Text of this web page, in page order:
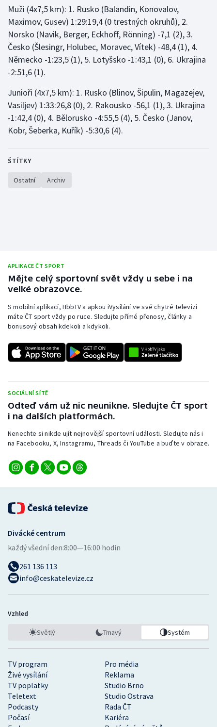
Muži (4x7,5 km): 1. Rusko (Balandin, Konovalov,
Maximov, Gusev) 1:29:19,4 (0 trestných okruhů), 2.
Norsko (Navik, Berger, Eckhoff, Rönning) -7,1 (2), 3.
Česko (Šlesingr, Holubec, Moravec, Vítek) -48,4 (1), 4.
Německo -1:23,5 (1), 5. Lotyšsko -1:43,1 (0), 6. Ukrajina
-2:51,6 (1).
Junioři (4x7,5 km): 1. Rusko (Blinov, Šipulin, Magazejev,
Vasiljev) 1:33:26,8 (0), 2. Rakousko -56,1 (1), 3. Ukrajina
-1:42,4 (0), 4. Bělorusko -4:55,5 (4), 5. Česko (Janov,
Kobr, Šeberka, Kuřík) -5:30,6 (4).
ŠTÍTKY
Ostatní Archiv
APLIKACE ČT SPORT
Mějte celý sportovní svět vždy u sebe i na
velké obrazovce.
S mobilní aplikací, HbbTV a apkou iVysílání ve své chytré televizi
máte ČT sport vždy po ruce. Sledujte přímé přenosy, články a
bonusový obsah kdekoli a kdykoli.
SOCIÁLNÍ SÍTĚ
Odteď vám už nic neunikne. Sledujte ČT sport
i na dalších platformách.
Nenechte si nikde ujít nejnovější sportovní události. Sledujte nás i
na Facebooku, X, Instagramu, Threads či YouTube a buďte v obraze.
TV program
Pro média
Živé vysílání
Reklama
TV poplatky
Studio Brno
Teletext
Studio Ostrava
Podcasty
Rada ČT
Počasí
Kariéra
Divácké centrum
každý všední den:8:00—16:00 hodin
261 136 113
info@ceskatelevize.cz
Vzhled
Světlý Tmavý Systém